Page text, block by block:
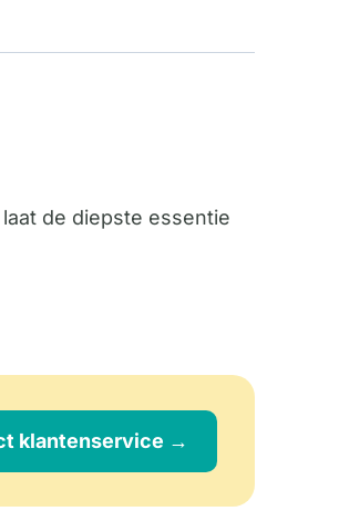
de diepste essentie
klantenservice →